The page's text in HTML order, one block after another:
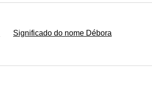
Significado do nome Débora